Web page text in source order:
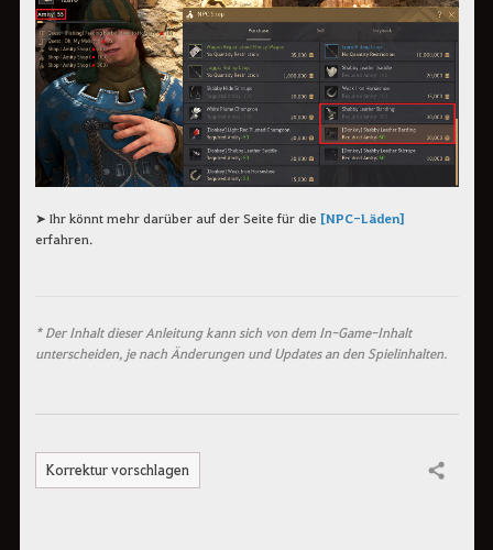
➤ Ihr könnt mehr darüber auf der Seite für die [NPC-Läden]
erfahren.
* Der Inhalt dieser Anleitung kann sich von dem In-Game-Inhalt
unterscheiden, je nach Änderungen und Updates an den Spielinhalten.
Korrektur vorschlagen Teilen